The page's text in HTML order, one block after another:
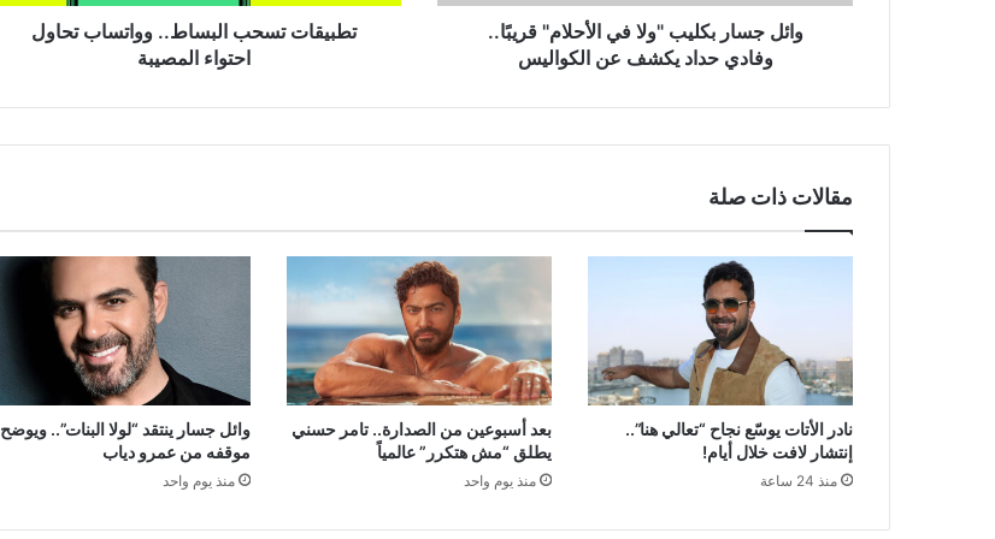
وائل جسار بكليب "ولا في الأحلام" قريبًا..
وفادي حداد يكشف عن الكواليس
تطبيقات تسحب البساط.. وواتساب تحاول
احتواء المصيبة
مقالات ذات صلة
نادر الأتات يوسّع نجاح “تعالي هنا”..
إنتشار لافت خلال أيام!
منذ 24 ساعة
بعد أسبوعين من الصدارة.. تامر حسني
يطلق “مش هتكرر” عالمياً
منذ يوم واحد
وائل جسار ينتقد “لولا البنات”.. ويوضح
موقفه من عمرو دياب
منذ يوم واحد